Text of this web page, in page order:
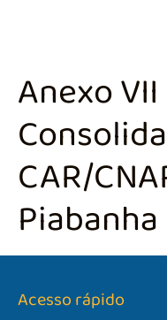
Anexo
CAR/
Piabanha
Acesso rápido